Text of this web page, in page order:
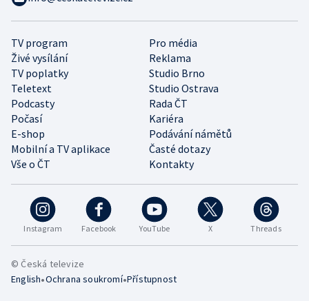
Instagram Facebook YouTube X Threads
TV program
Pro média
Živé vysílání
Reklama
TV poplatky
Studio Brno
Teletext
Studio Ostrava
Podcasty
Rada ČT
Počasí
Kariéra
E-shop
Podávání námětů
Mobilní a TV aplikace
Časté dotazy
Vše o ČT
Kontakty
© Česká televize
English•Ochrana soukromí•Přístupnost